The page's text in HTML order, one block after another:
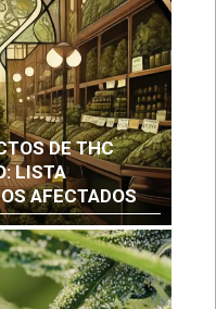
DE THC
LISTA
AFECTADOS